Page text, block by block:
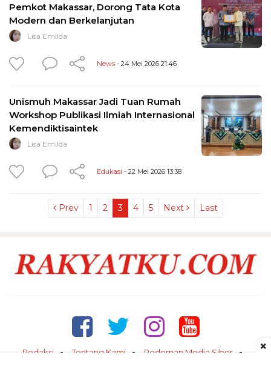
Pemkot Makassar, Dorong Tata Kota
Modern dan Berkelanjutan
Lisa Emilda
News - 24 Mei 2026 21:46
Unismuh Makassar Jadi Tuan Rumah
Workshop Publikasi Ilmiah Internasional
Kemendiktisaintek
Lisa Emilda
Edukasi - 22 Mei 2026 13:38
Prev 1 2 3 4 5 Next Last
Redaksi Tentang Kami
Pedoman Media Siber
×